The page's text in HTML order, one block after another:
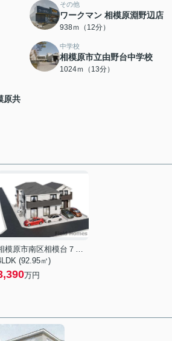
その他
ワークマン 相模原淵野辺店
938ｍ（12分）
中学校
相模原市立由野台中学校
1024ｍ（13分）
原共
相模原市南区相模台７丁目
(92.95㎡)
万円